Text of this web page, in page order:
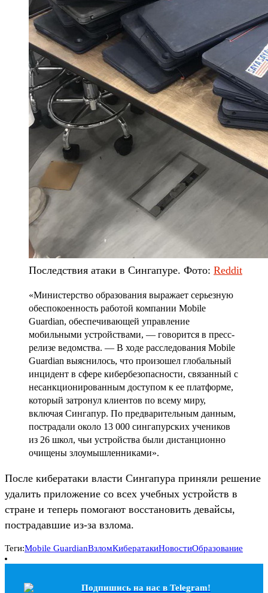
Последствия атаки в Сингапуре. Фото: Reddit
«Министерство образования выражает серьезную
обеспокоенность работой компании Mobile
Guardian, обеспечивающей управление
мобильными устройствами, — говорится в пресс-
релизе ведомства. — В ходе расследования Mobile
Guardian выяснилось, что произошел глобальный
инцидент в сфере кибербезопасности, связанный с
несанкционированным доступом к ее платформе,
который затронул клиентов по всему миру,
включая Сингапур. По предварительным данным,
пострадали около 13 000 сингапурских учеников
из 26 школ, чьи устройства были дистанционно
очищены злоумышленниками».
После кибератаки власти Сингапура приняли решение
удалить приложение со всех учебных устройств в
стране и теперь помогают восстановить девайсы,
пострадавшие из-за взлома.
Теги:Mobile GuardianВзломКибератакиНовостиОбразование
Подпишись на наc в Telegram!